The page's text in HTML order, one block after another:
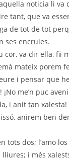
noticia li va
tant, que va
de tot de tot
ses encruies.
cor, va dir ella, fii
mateix porem
i pensar que
me’n puc
i anit tan xalesta!
anirem ben
tots dos; l’amo
i més